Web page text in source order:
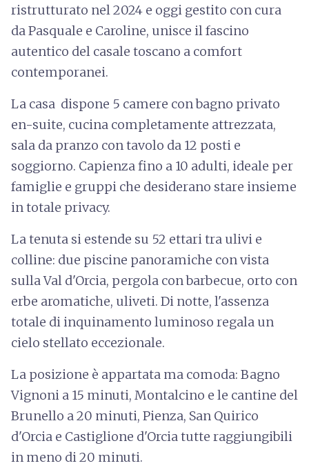
ristrutturato nel 2024 e oggi gestito con cura
da Pasquale e Caroline, unisce il fascino
autentico del casale toscano a comfort
contemporanei.
La casa dispone 5 camere con bagno privato
en-suite, cucina completamente attrezzata,
sala da pranzo con tavolo da 12 posti e
soggiorno. Capienza fino a 10 adulti, ideale per
famiglie e gruppi che desiderano stare insieme
in totale privacy.
La tenuta si estende su 52 ettari tra ulivi e
colline: due piscine panoramiche con vista
sulla Val d'Orcia, pergola con barbecue, orto con
erbe aromatiche, uliveti. Di notte, l'assenza
totale di inquinamento luminoso regala un
cielo stellato eccezionale.
La posizione è appartata ma comoda: Bagno
Vignoni a 15 minuti, Montalcino e le cantine del
Brunello a 20 minuti, Pienza, San Quirico
d'Orcia e Castiglione d'Orcia tutte raggiungibili
in meno di 20 minuti.